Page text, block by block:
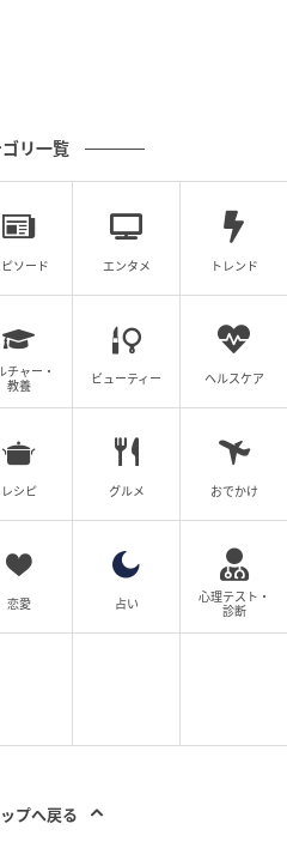
声は男性にも女性にも聞こ
前からですが、ナレーショ
仕事はやってみたいと思っ
事、とても素敵ですね！こ
援しております。
る大発見！
まなコメントが寄せられて
ベルで草
リ一覧
ソード エンタメ トレンド
チャー・
教養
ビューティー ヘルスケア
レシピ グルメ おでかけ
恋愛 占い
心理テスト・
診断
プへ戻る